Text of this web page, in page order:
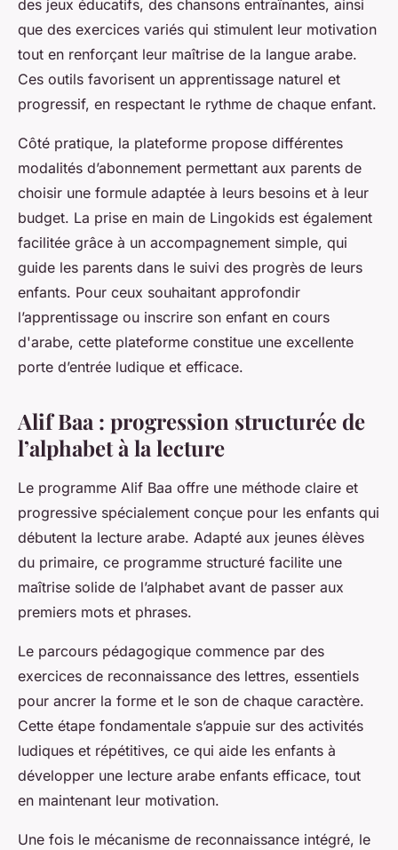
des jeux éducatifs, des chansons entraînantes, ainsi
que des exercices variés qui stimulent leur motivation
tout en renforçant leur maîtrise de la langue arabe.
Ces outils favorisent un apprentissage naturel et
progressif, en respectant le rythme de chaque enfant.
Côté pratique, la plateforme propose différentes
modalités d’abonnement permettant aux parents de
choisir une formule adaptée à leurs besoins et à leur
budget. La prise en main de Lingokids est également
facilitée grâce à un accompagnement simple, qui
guide les parents dans le suivi des progrès de leurs
enfants. Pour ceux souhaitant approfondir
l’apprentissage ou inscrire son enfant en cours
d'arabe, cette plateforme constitue une excellente
porte d’entrée ludique et efficace.
Alif Baa : progression structurée de
l’alphabet à la lecture
Le programme Alif Baa offre une méthode claire et
progressive spécialement conçue pour les enfants qui
débutent la lecture arabe. Adapté aux jeunes élèves
du primaire, ce programme structuré facilite une
maîtrise solide de l’alphabet avant de passer aux
premiers mots et phrases.
Le parcours pédagogique commence par des
exercices de reconnaissance des lettres, essentiels
pour ancrer la forme et le son de chaque caractère.
Cette étape fondamentale s’appuie sur des activités
ludiques et répétitives, ce qui aide les enfants à
développer une lecture arabe enfants efficace, tout
en maintenant leur motivation.
Une fois le mécanisme de reconnaissance intégré, le